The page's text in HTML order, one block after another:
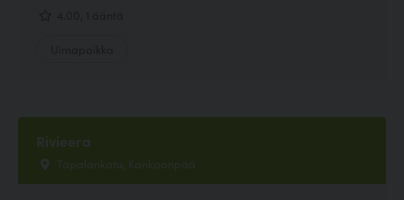
Rivieera
Tapalankatu, Kankaanpää